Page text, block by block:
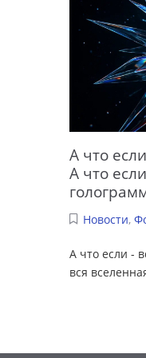
А что
А что
Новости,
А что если -
вся